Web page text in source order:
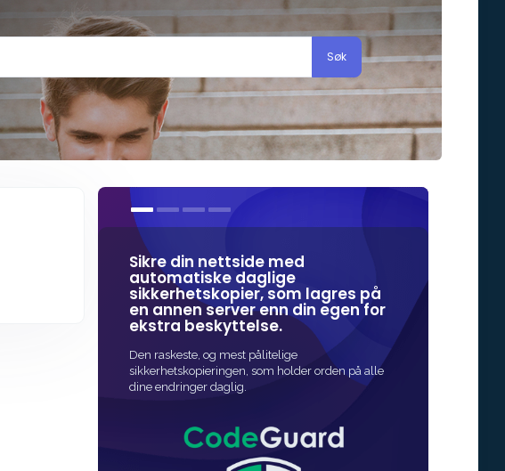
Sikre din nettside med
automatiske daglige
sikkerhetskopier, som lagres på
en annen server enn din egen for
ekstra beskyttelse.
Den raskeste, og mest pålitelige
sikkerhetskopieringen, som holder orden på alle
dine endringer daglig.
de mest
online
Den raskeste og